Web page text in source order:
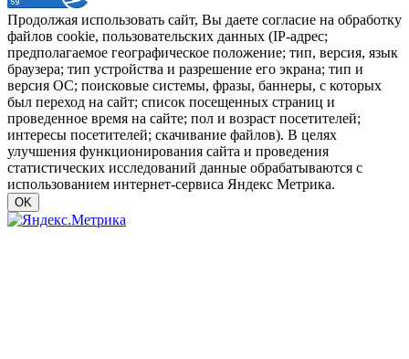
Продолжая использовать сайт, Вы даете согласие на обработку
файлов cookie, пользовательских данных (IP-адрес;
предполагаемое географическое положение; тип, версия, язык
браузера; тип устройства и разрешение его экрана; тип и
версия ОС; поисковые системы, фразы, баннеры, с которых
был переход на сайт; список посещенных страниц и
проведенное время на сайте; пол и возраст посетителей;
интересы посетителей; скачивание файлов). В целях
улучшения функционирования сайта и проведения
статистических исследований данные обрабатываются с
использованием интернет-сервиса Яндекс Метрика.
OK